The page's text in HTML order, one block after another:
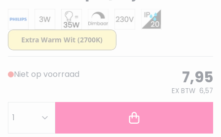
Niet op voorraad 7,95
EX BTW 6,57